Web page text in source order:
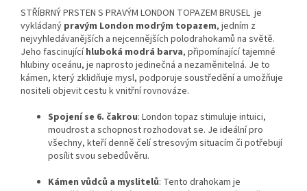
STŘÍBRNÝ PRSTEN S PRAVÝM LONDON TOPAZEM BRUSEL je
vykládaný pravým London modrým topazem, jedním z
nejvyhledávanějších a nejcennějších polodrahokamů na světě.
Jeho fascinujícíhluboká modrá barva, připomínající tajemné
hlubiny oceánu, je naprosto jedinečná a nezaměnitelná. Je to
kámen, který zklidňuje mysl, podporuje soustředění a umožňuje
nositeli objevit cestu k vnitřní rovnováze.
Spojení se 6. čakrou: London topaz stimuluje intuici,
moudrost a schopnost rozhodovat se. Je ideální pro
všechny, kteří denně čelí stresovým situacím či potřebují
posílit svou sebedůvěru.
Kámen vůdců a myslitelů: Tento drahokam je